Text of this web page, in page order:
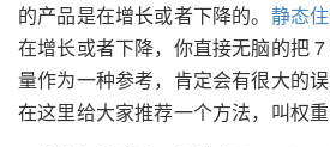
的产品是在增长或者下降的。 静态
在增长或者下降，你直接无脑的把
量作为一种参考，肯定会有很大的
在这里给大家推荐一个方法，叫权重